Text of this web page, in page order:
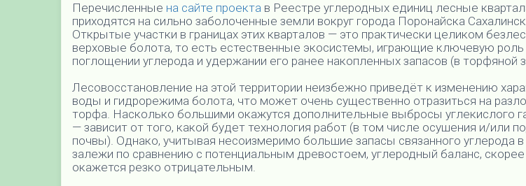
Перечисленные на сайте проекта в Реестре углеродных единиц лесные
приходятся на сильно заболоченные земли вокруг города Поронайска
Открытые участки в границах этих кварталов — это практически целиком
верховые болота, то есть естественные экосистемы, играющие ключевую роль
поглощении углерода и удержании его ранее накопленных запасов (в торфяной
Лесовосстановление на этой территории неизбежно приведёт к изменению
воды и гидрорежима болота, что может очень существенно отразиться на
торфа. Насколько большими окажутся дополнительные выбросы углекислого
— зависит от того, какой будет технология работ (в том числе осушения и/или
почвы). Однако, учитывая несоизмеримо большие запасы связанного углерода
залежи по сравнению с потенциальным древостоем, углеродный баланс, скорее
окажется резко отрицательным.